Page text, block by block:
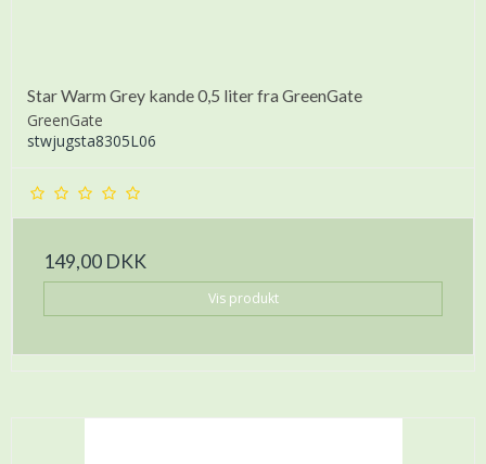
Star Warm Grey kande 0,5 liter fra GreenGate
GreenGate
stwjugsta8305L06
149,00 DKK
Vis produkt